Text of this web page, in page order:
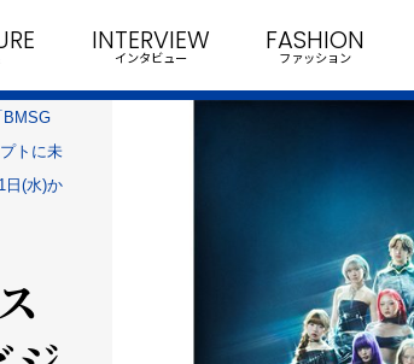
INTERVIEW
インタビュー
FASHION
ファッション
BMSG
トに未
日(水)か